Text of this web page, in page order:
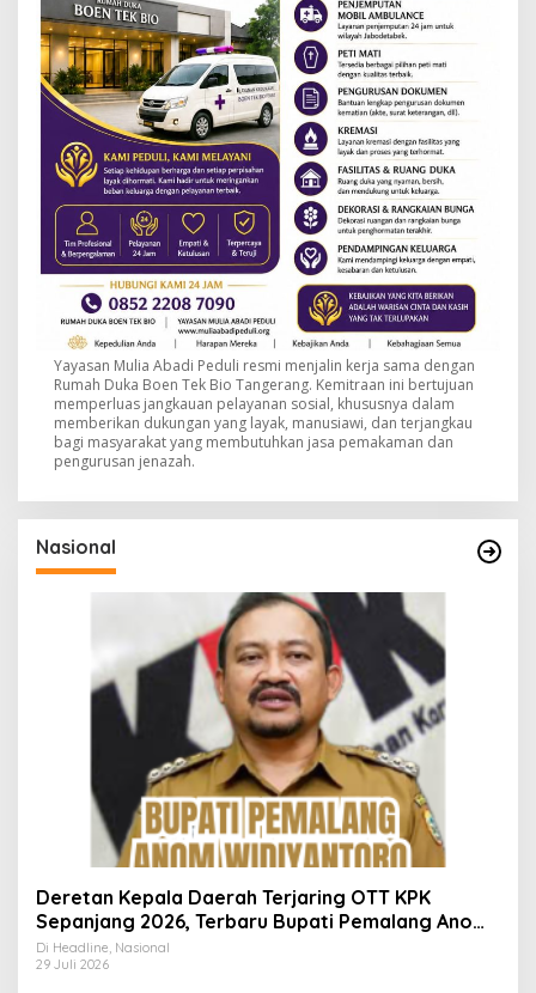
Yayasan Mulia Abadi Peduli resmi menjalin kerja sama dengan
Rumah Duka Boen Tek Bio Tangerang. Kemitraan ini bertujuan
memperluas jangkauan pelayanan sosial, khususnya dalam
memberikan dukungan yang layak, manusiawi, dan terjangkau
bagi masyarakat yang membutuhkan jasa pemakaman dan
pengurusan jenazah.
Nasional
Deretan Kepala Daerah Terjaring OTT KPK
Sepanjang 2026, Terbaru Bupati Pemalang Anom
Widiyantoro
Di Headline, Nasional
29 Juli 2026